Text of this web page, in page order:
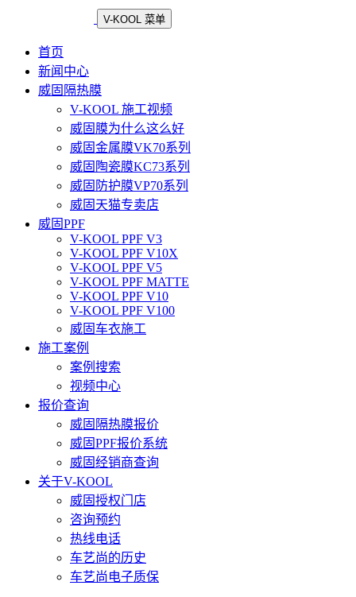
V-KOOL 菜单
首页
新闻中心
威固隔热膜
V-KOOL 施工视频
威固膜为什么这么好
威固金属膜VK70系列
威固陶瓷膜KC73系列
威固防护膜VP70系列
威固天猫专卖店
威固PPF
V-KOOL PPF V3
V-KOOL PPF V10X
V-KOOL PPF V5
V-KOOL PPF MATTE
V-KOOL PPF V10
V-KOOL PPF V100
威固车衣施工
施工案例
案例搜索
视频中心
报价查询
威固隔热膜报价
威固PPF报价系统
威固经销商查询
关于V-KOOL
威固授权门店
咨询预约
热线电话
车艺尚的历史
车艺尚电子质保